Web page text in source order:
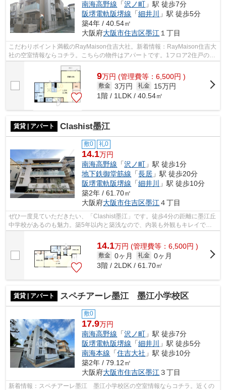
南海高野線 「沢ノ町 」駅 徒歩7分
阪堺電軌阪堺線 「細井川
」駅 徒歩5分
築4年 / 40.54㎡
大阪府大阪市住吉区墨江１丁目
こだわりポイント満載のRayMaison住吉大社。新着情報：RayMaison住吉大
社の空室情報ならコチラ。こちらの物件はアパートです。1フロア2住戸の、
プライバシー性も高い物件となっており...
9万円 (管理費等：6,500円 )
敷金 3万円 礼金
15万円
1階 / 1LDK / 40.54㎡
賃貸 | アパート Clashist墨江
敷0 礼0
14.1万円
南海高野線 「沢ノ町 」駅 徒歩1分
地下鉄御堂筋線 「長居 」駅 徒歩20分
阪堺電軌阪堺線 「細井川
」駅 徒歩10分
築2年 / 61.70㎡
大阪府大阪市住吉区墨江 ４丁目
ぜひ一度見ていただきたい、「Clashist墨江」です。徒歩4分の距離に墨江丘
中学校があるのも魅力。築5年以内と築浅なので、内装も外観もキレイで
14.1万円 (管理費等：6,500円 )
敷金 0ヶ月 礼金 0ヶ月
3階 / 2LDK / 61.70㎡
賃貸 | アパート スペチアーレ墨江 墨江小学校区
敷0
17.9万円
南海高野線 「沢ノ町 」駅 徒歩7分
阪堺電軌阪堺線 「細井川
」駅 徒歩5分
南海本線 「住吉大社 」駅 徒歩10分
築2年 / 79.12㎡
大阪府大阪市住吉区墨江 ３丁目
新着情報：スペチアーレ墨江 墨江小学校区の空室情報ならコチラ。近くの